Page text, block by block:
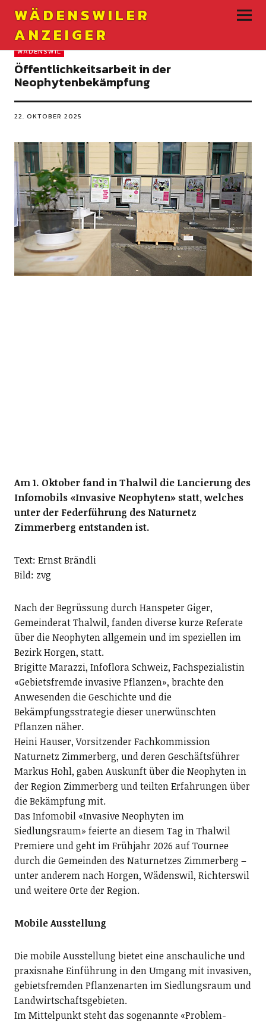
WÄDENSWILER
ANZEIGER
WÄDENSWIL
Öffentlichkeitsarbeit in der
Neophytenbekämpfung
22. OKTOBER 2025
Am 1. Oktober fand in Thalwil die Lancierung des
Infomobils «Invasive Neophyten» statt, welches
unter der Federführung des Naturnetz
Zimmerberg entstanden ist.
Text: Ernst Brändli
Bild: zvg
Nach der Begrüssung durch Hans­peter Giger,
Gemeinderat Thalwil, fanden diverse kurze Referate
über die Neophyten allgemein und im speziellen im
Bezirk Horgen, statt.
Brigitte Marazzi, Infoflora Schweiz, Fachspezialistin
«Gebietsfremde invasive Pflanzen», brachte den
Anwesenden die Geschichte und die
Bekämpfungsstrategie dieser unerwünschten
Pflanzen näher.
Heini Hauser, Vorsitzender Fachkommission
Naturnetz Zimmerberg, und deren Geschäftsführer
Markus Hohl, gaben Auskunft über die Neophyten in
der Region Zimmerberg und teilten Erfahrungen über
die Bekämpfung mit.
Das Infomobil «Invasive Neophyten im
Siedlungsraum» feierte an diesem Tag in Thalwil
Premiere und geht im Frühjahr 2026 auf Tournee
durch die Gemeinden des Naturnetzes Zimmerberg –
unter anderem nach Horgen, Wädenswil, Richterswil
und weitere Orte der Region.
Mobile Ausstellung
Die mobile Ausstellung bietet eine anschauliche und
praxisnahe Einführung in den Umgang mit invasiven,
gebietsfremden Pflanzenarten im Siedlungsraum und
Landwirtschaftsgebieten.
Im Mittelpunkt steht das sogenannte «Problem-